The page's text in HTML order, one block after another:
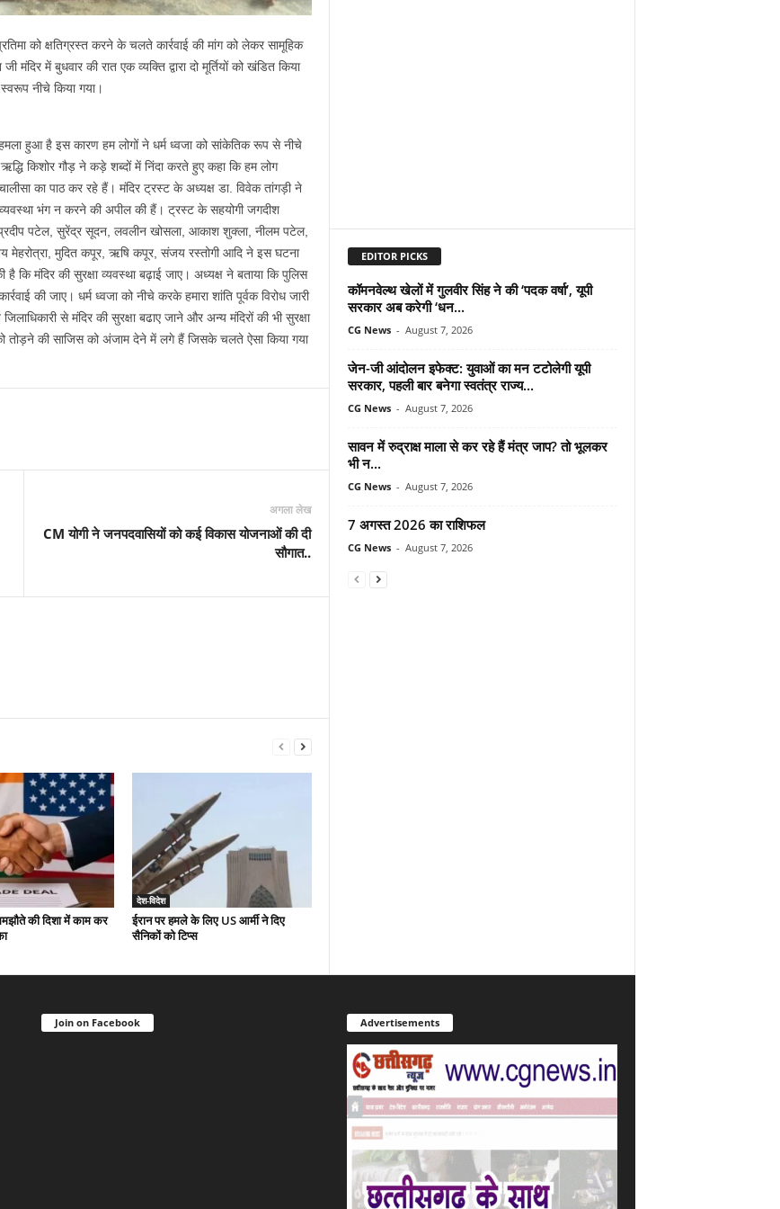
को क्षतिग्रस्त करने के चलते कार्रवाई की मांग को लेकर सामूहिक
मंदिर में बुधवार की रात एक व्यक्ति द्वारा दो मूर्तियों को खंडित किया
स्वरूप नीचे किया गया।
हुआ है इस कारण हम लोगों ने धर्म ध्वजा को सांकेतिक रूप से नीचे
किशोर गौड़ ने कड़े शब्दों में निंदा करते हुए कहा कि हम लोग
का पाठ कर रहे हैं। मंदिर ट्रस्ट के अध्यक्ष डा. विवेक तांगड़ी ने
भंग न करने की अपील की हैं। ट्रस्ट के सहयोगी जगदीश
पटेल, सुरेंद्र सूदन, लवलीन खोसला, आकाश शुक्ला, नीलम पटेल,
मेहरोत्रा, मुदित कपूर, ऋषि कपूर, संजय रस्तोगी आदि ने इस घटना
मंदिर की सुरक्षा व्यवस्था बढ़ाई जाए। अध्यक्ष ने बताया कि पुलिस
की जाए। धर्म ध्वजा को नीचे करके हमारा शांति पूर्वक विरोध जारी
से मंदिर की सुरक्षा बढाए जाने और अन्य मंदिरों की भी सुरक्षा
तोड़ने की साजिस को अंजाम देने में लगे हैं जिसके चलते ऐसा किया गया
अगला लेख
CM योगी ने जनपदवासियों को कई विकास योजनाओं की दी
सौगात..
की दिशा में काम कर
देश-विदेश
ईरान पर हमले के लिए US आर्मी ने दिए
सैनिकों को टिप्स
EDITOR PICKS
कॉमनवेल्थ खेलों में गुलवीर सिंह ने की ‘पदक वर्षा’, यूपी
सरकार अब करेगी ‘धन...
CG News - August 7, 2026
जेन-जी आंदोलन इफेक्ट: युवाओं का मन टटोलेगी यूपी
सरकार, पहली बार बनेगा स्वतंत्र राज्य...
CG News - August 7, 2026
सावन में रुद्राक्ष माला से कर रहे हैं मंत्र जाप? तो भूलकर
भी न...
CG News - August 7, 2026
7 अगस्त 2026 का राशिफल
CG News - August 7, 2026
Join on Facebook Advertisements